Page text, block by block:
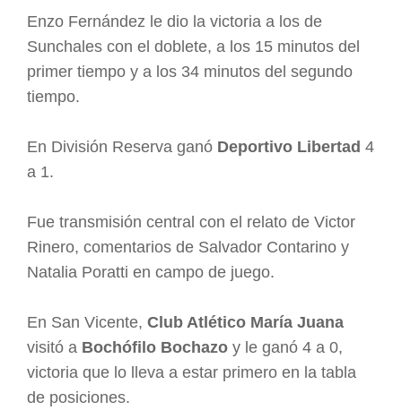
Enzo Fernández le dio la victoria a los de
Sunchales con el doblete, a los 15 minutos del
primer tiempo y a los 34 minutos del segundo
tiempo.
En División Reserva ganó Deportivo Libertad 4
a 1.
Fue transmisión central con el relato de Victor
Rinero, comentarios de Salvador Contarino y
Natalia Poratti en campo de juego.
En San Vicente, Club Atlético María Juana
visitó a Bochófilo Bochazo y le ganó 4 a 0,
victoria que lo lleva a estar primero en la tabla
de posiciones.